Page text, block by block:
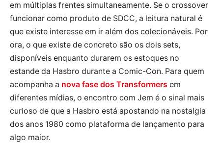
em múltiplas frentes simultaneamente. Se o crossover
funcionar como produto de SDCC, a leitura natural é
que existe interesse em ir além dos colecionáveis. Por
ora, o que existe de concreto são os dois sets,
disponíveis enquanto durarem os estoques no
estande da Hasbro durante a Comic-Con. Para quem
acompanha a nova fase dos Transformers em
diferentes mídias, o encontro com Jem é o sinal mais
curioso de que a Hasbro está apostando na nostalgia
dos anos 1980 como plataforma de lançamento para
algo maior.